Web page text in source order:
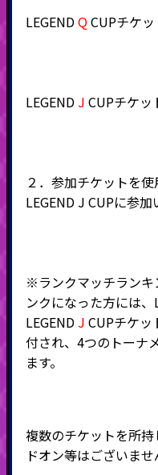
LEGENDQCUPチケッ
LEGEND J CUPチケ
２．参加チケットを
LEGEND J CUPに参加
※ランクマッチランキ
ンクになった方には、
LEGEND J CUPチケッ
付され、4つのトーナ
ます。
複数のチケットを所
ドオン等はございま